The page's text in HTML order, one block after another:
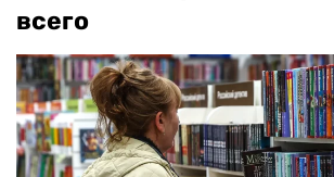
всего